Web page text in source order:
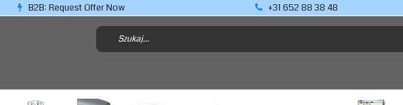
B2B: Request Offer Now +31 652 88 38 48